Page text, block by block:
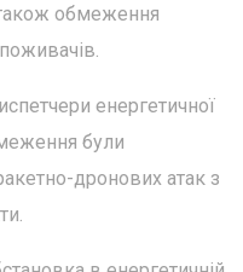
обмеження
енергетичної
були
дронових атак з